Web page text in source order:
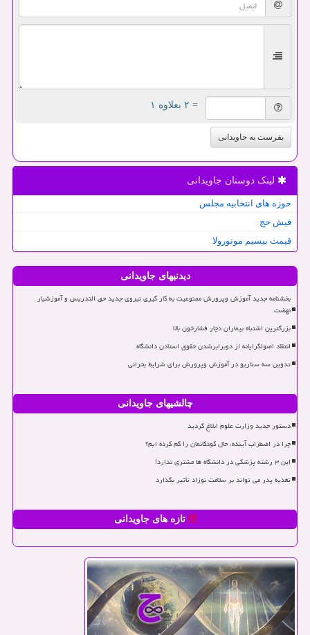
= ۲ بعلاوه ۱
بفرست به جاویدانی
لینک دوستان جاویدانی
حوزه های انتخابیه مجلس
فیش حج
قیمت بیسیم موتورولا
دیدنیهای جاویدانی
بخشنامه جدید آموزش وپرورش ممنوعیت به کار گیری نیروی جدید حق التدریس و آموزشیار
نهضت
بزرگترین اشتباه بیماران دچار فشارخون بالا
انتقاد اصولگرایانه از دوبرابرشدن حقوق استادن دانشگاه
تدوین سه سناریو در آموزش وپرورش برای شرایط بحرانی
چالشیهای جاویدانی
دستور جدید وزارت علوم ابلاغ گردید
چرا در اضطراب آینده، حال کودکانمان را گم کرده ایم؟
این ۳ رشته پزشکی در دانشگاه ها مشتری ندارد!
تغذیه پدر می تواند بر سلامت نوزاد تأثیر بگذارد
تازه های جاویدانی